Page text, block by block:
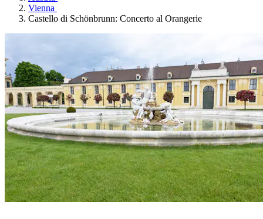
Vienna
Castello di Schönbrunn: Concerto al Orangerie